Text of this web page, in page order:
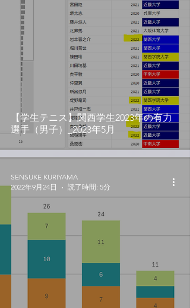
【学生テニス】関西学生2023年の有力
選手（男子）_2023年5月
SENSUKE KURIYAMA
2022年9月24日
読了時間: 5分